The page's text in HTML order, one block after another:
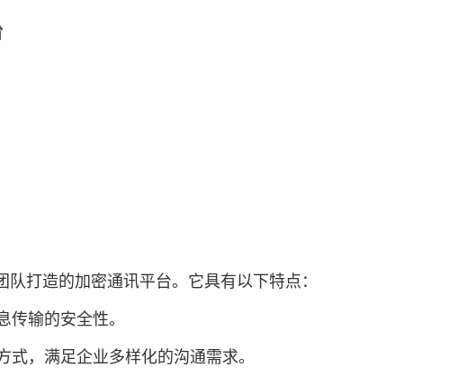
打造的加密通讯平台。它具有以下特点：
输的安全性。
，满足企业多样化的沟通需求。